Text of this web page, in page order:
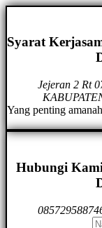
Syarat
Jejeran 2 Rt
Yang penting amanah
Hubungi